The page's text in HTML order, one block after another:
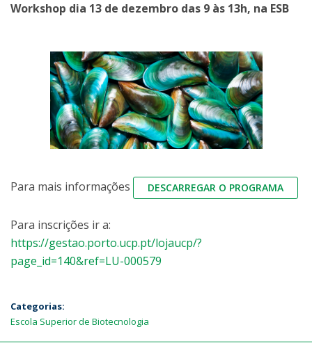
Workshop dia 13 de dezembro das 9 às 13h, na ESB
Para mais informações DESCARREGAR O PROGRAMA
Para inscrições ir a:
https://gestao.porto.ucp.pt/lojaucp/?
page_id=140&ref=LU-000579
Categorias:
Escola Superior de Biotecnologia